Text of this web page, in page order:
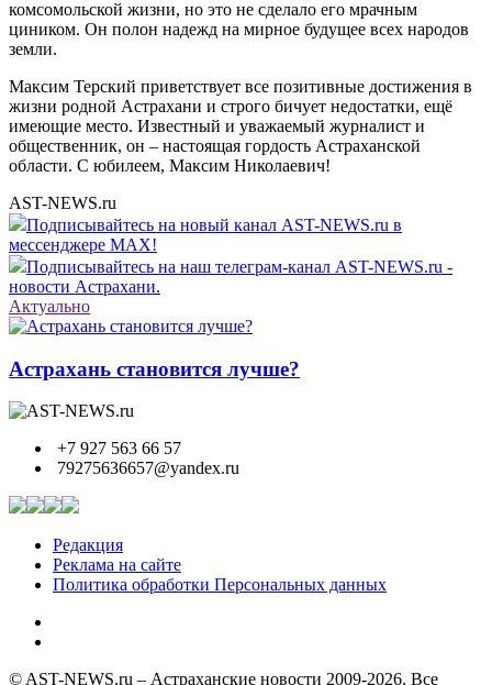
комсомольской жизни, но это не сделало его мрачным
циником. Он полон надежд на мирное будущее всех народов
земли.
Максим Терский приветствует все позитивные достижения в
жизни родной Астрахани и строго бичует недостатки, ещё
имеющие место. Известный и уважаемый журналист и
общественник, он – настоящая гордость Астраханской
области. С юбилеем, Максим Николаевич!
AST-NEWS.ru
Подписывайтесь на новый канал AST-NEWS.ru в
мессенджере MAX!
Подписывайтесь на наш телеграм-канал AST-NEWS.ru -
новости Астрахани.
Актуально
Астрахань становится лучше?
+7 927 563 66 57
79275636657@yandex.ru
Редакция
Реклама на сайте
Политика обработки Персональных данных
© AST-NEWS.ru – Астраханские новости 2009-2026. Все